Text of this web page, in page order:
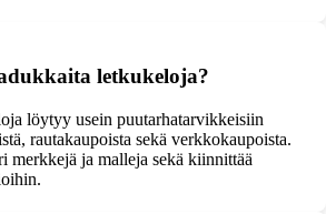
letkukeloja?
löytyy usein puutarhatarvikkeisiin
rautakaupoista sekä verkkokaupoista.
merkkejä ja malleja sekä kiinnittää